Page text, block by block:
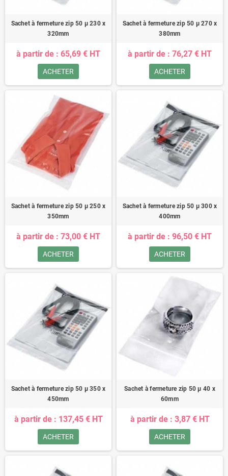
Sachet à fermeture zip 50 µ 230 x
320mm
à partir de : 65,69 € HT
ACHETER
Sachet à fermeture zip 50 µ 270 x
380mm
à partir de : 76,27 € HT
ACHETER
Sachet à fermeture zip 50 µ 250 x
350mm
à partir de : 73,00 € HT
ACHETER
Sachet à fermeture zip 50 µ 300 x
400mm
à partir de : 96,50 € HT
ACHETER
Sachet à fermeture zip 50 µ 350 x
450mm
à partir de : 137,45 € HT
ACHETER
Sachet à fermeture zip 50 µ 40 x
60mm
à partir de : 3,87 € HT
ACHETER